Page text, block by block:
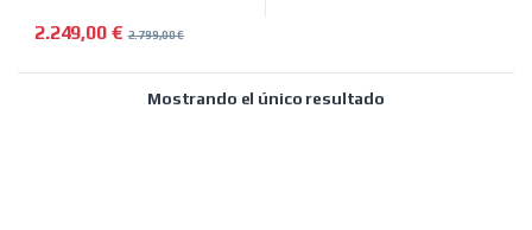
2.249,00 € 2.799,00€
Mostrando el único resultado